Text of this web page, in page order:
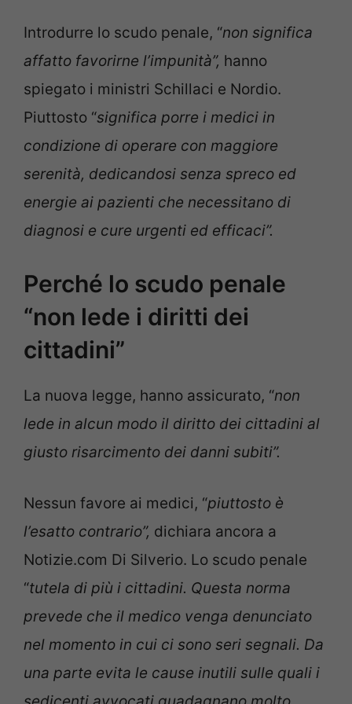
Introdurre lo scudo penale, “non significa
affatto favorirne l’impunità”, hanno
spiegato i ministri Schillaci e Nordio.
Piuttosto “significa porre i medici in
condizione di operare con maggiore
serenità, dedicandosi senza spreco ed
energie ai pazienti che necessitano di
diagnosi e cure urgenti ed efficaci”.
Perché lo scudo penale
“non lede i diritti dei
cittadini”
La nuova legge, hanno assicurato, “non
lede in alcun modo il diritto dei cittadini al
giusto risarcimento dei danni subiti”.
Nessun favore ai medici, “piuttosto è
l’esatto contrario”, dichiara ancora a
Notizie.com Di Silverio. Lo scudo penale
“tutela di più i cittadini. Questa norma
prevede che il medico venga denunciato
nel momento in cui ci sono seri segnali. Da
una parte evita le cause inutili sulle quali i